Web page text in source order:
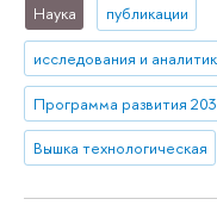
Наука публикации
исследования и
Программа развития
Вышка технологическая